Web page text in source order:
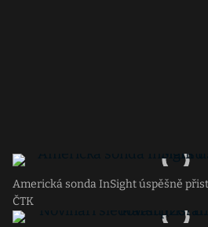
Americká sonda InSight úspěšně
ČTK